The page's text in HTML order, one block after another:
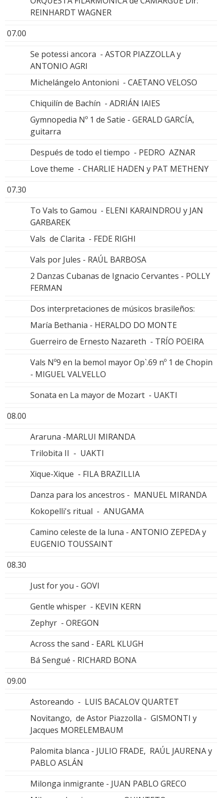
REINHARDT WAGNER
07.00
Se potessi ancora - ASTOR PIAZZOLLA y
ANTONIO AGRI
Michelángelo Antonioni - CAETANO VELOSO
Chiquilín de Bachín - ADRIÁN IAIES
Gymnopedia Nº 1 de Satie - GERALD GARCÍA,
guitarra
Después de todo el tiempo - PEDRO AZNAR
Love theme - CHARLIE HADEN y PAT METHENY
07.30
To Vals to Gamou - ELENI KARAINDROU y JAN
GARBAREK
Vals de Clarita - FEDE RIGHI
Vals por Jules - RAÚL BARBOSA
2 Danzas Cubanas de Ignacio Cervantes - POLLY
FERMAN
Dos interpretaciones de músicos brasileños:
María Bethania - HERALDO DO MONTE
Guerreiro de Ernesto Nazareth - TRÍO POEIRA
Vals Nº9 en la bemol mayor Op`.69 nº 1 de Chopin
- MIGUEL VALVELLO
Sonata en La mayor de Mozart - UAKTI
08.00
Araruna -MARLUI MIRANDA
Trilobita II - UAKTI
Xique-Xique - FILA BRAZILLIA
Danza para los ancestros - MANUEL MIRANDA
Kokopelli's ritual - ANUGAMA
Camino celeste de la luna - ANTONIO ZEPEDA y
EUGENIO TOUSSAINT
08.30
Just for you - GOVI
Gentle whisper - KEVIN KERN
Zephyr - OREGON
Across the sand - EARL KLUGH
Bá Sengué - RICHARD BONA
09.00
Astoreando - LUIS BACALOV QUARTET
Novitango, de Astor Piazzolla - GISMONTI y
Jacques MORELEMBAUM
Palomita blanca - JULIO FRADE, RAÚL JAURENA y
PABLO ASLÁN
Milonga inmigrante - JUAN PABLO GRECO